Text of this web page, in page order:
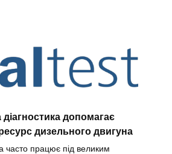
допомагає
дизельного двигуна
часто працює під великим